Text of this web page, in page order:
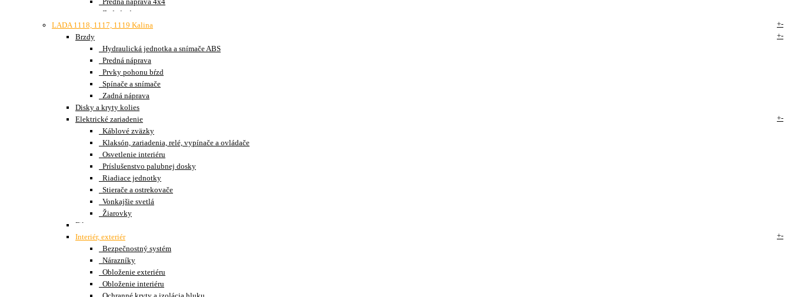
Zadná náprava
LADA 1118, 1117, 1119 Kalina
+-
Brzdy
+-
Hydraulická jednotka a snímače ABS
Predná náprava
Prvky pohonu bŕzd
Spínače a snímače
Zadná náprava
Disky a kryty kolies
Elektrické zariadenie
+-
Káblové zväzky
Klaksón, zariadenia, relé, vypínače a ovládače
Osvetlenie interiéru
Príslušenstvo palubnej dosky
Riadiace jednotky
Stierače a ostrekovače
Vonkajšie svetlá
Žiarovky
Filter
Interiér, exteriér
+-
Bezpečnostný systém
Nárazníky
Obloženie exteriéru
Obloženie interiéru